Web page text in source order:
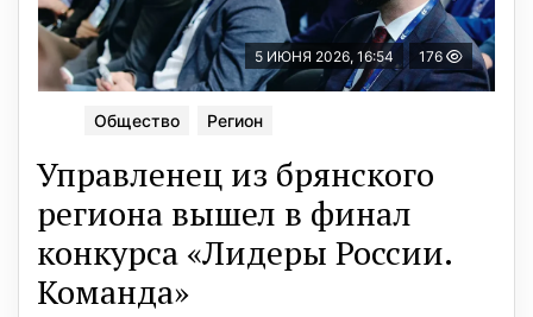
5 ИЮНЯ 2026, 16:54 176
Общество Регион
Управленец из брянского
региона вышел в финал
конкурса «Лидеры России.
Команда»